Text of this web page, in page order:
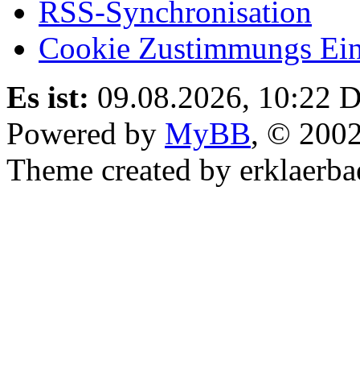
RSS-Synchronisation
Cookie Zustimmungs
Es ist: 09.08.2026, 10:22
Powered by MyBB, ©
Theme created by